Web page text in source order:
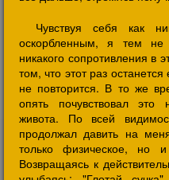
Чувствуя себя как
оскорбленным, я тем
никакого сопротивления в
том, что этот раз
не повторится. В то же
опять почувствовал это
живота. По всей
продолжал давить на
только физическое, но и
Возвращаясь к